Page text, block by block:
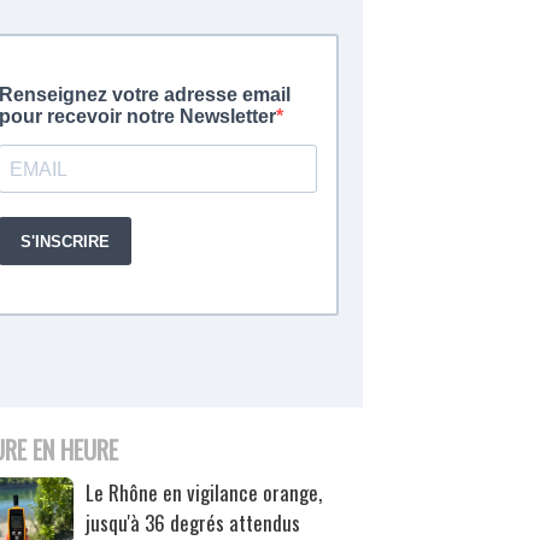
EN HEURE
Le Rhône en vigilance orange,
jusqu'à 36 degrés attendus